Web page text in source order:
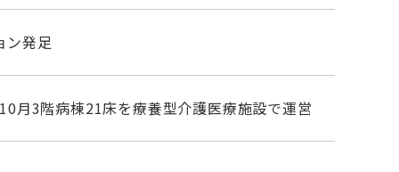
ン発足
月3階病棟21床を療養型介護医療施設で運営